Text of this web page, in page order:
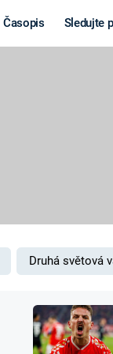
Časopis Sledujte
MARS
Druhá světová